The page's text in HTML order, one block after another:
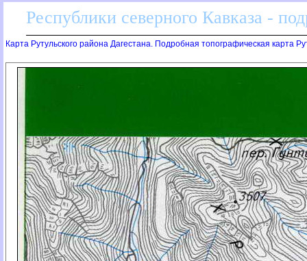
Республики северного Кавказа -
Карта Рутульского района Дагестана. Подробная топографическая карта